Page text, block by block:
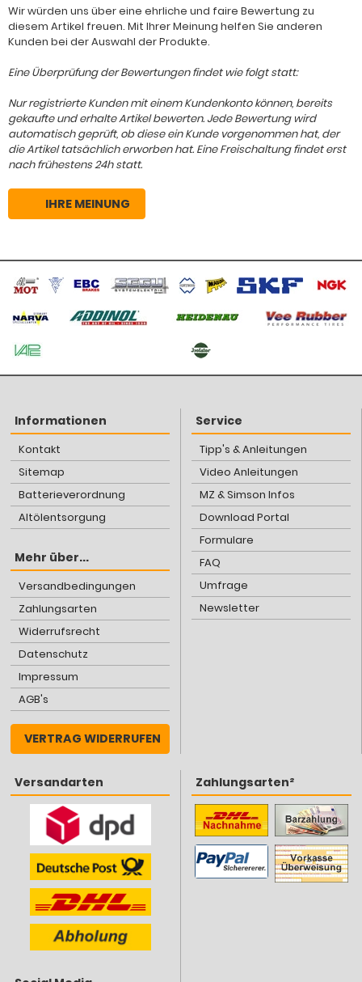
Wir würden uns über eine ehrliche und faire Bewertung zu
diesem Artikel freuen. Mit Ihrer Meinung helfen Sie anderen
Kunden bei der Auswahl der Produkte.
Eine Überprüfung der Bewertungen findet wie folgt statt:
Nur registrierte Kunden mit einem Kundenkonto können, bereits
gekaufte und erhalte Artikel bewerten. Jede Bewertung wird
automatisch geprüft, ob diese ein Kunde vorgenommen hat, der
die Artikel tatsächlich erworben hat. Eine Freischaltung findet erst
nach frühestens 24h statt.
IHRE MEINUNG
Informationen
Kontakt
Sitemap
Batterieverordnung
Altölentsorgung
Mehr über...
Versandbedingungen
Zahlungsarten
Widerrufsrecht
Datenschutz
Impressum
AGB's
VERTRAG WIDERRUFEN
Service
Tipp's & Anleitungen
Video Anleitungen
MZ & Simson Infos
Download Portal
Formulare
FAQ
Umfrage
Newsletter
Versandarten Zahlungsarten²